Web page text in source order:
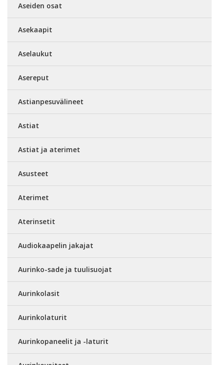
Aseiden osat
Asekaapit
Aselaukut
Asereput
Astianpesuvälineet
Astiat
Astiat ja aterimet
Asusteet
Aterimet
Aterinsetit
Audiokaapelin jakajat
Aurinko-sade ja tuulisuojat
Aurinkolasit
Aurinkolaturit
Aurinkopaneelit ja -laturit